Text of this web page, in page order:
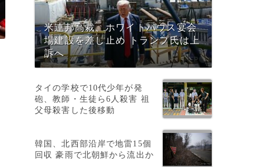
米連邦高裁、ホワイトハウス宴会
場建設を差し止め トランプ氏は上
訴へ
タイの学校で10代少年が発
砲、教師・生徒ら6人殺害 祖
父母殺害した後移動
韓国、北西部沿岸で地雷15個
回収 豪雨で北朝鮮から流出か